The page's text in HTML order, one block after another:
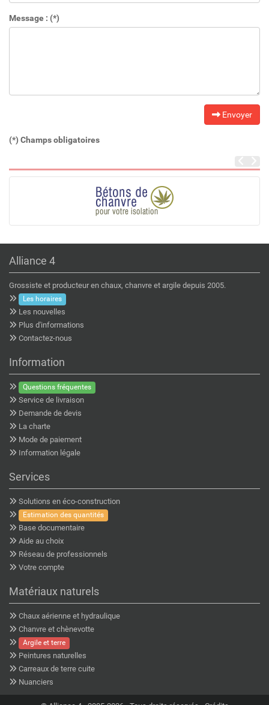
Message : (*)
Envoyer
(*) Champs obligatoires
Alliance 4
Grossiste et producteur en chaux, chanvre et argile depuis 2005.
Les horaires
Les nouvelles
Plus d'informations
Contactez-nous
Information
Questions fréquentes
Service de livraison
Demande de devis
La charte
Mode de paiement
Information légale
Services
Solutions en éco-construction
Estimation des quantités
Base documentaire
Aide au choix
Réseau de professionnels
Votre compte
Matériaux naturels
Chaux aérienne et hydraulique
Chanvre et chènevotte
Argile et terre
Peintures naturelles
Carreaux de terre cuite
Nuanciers